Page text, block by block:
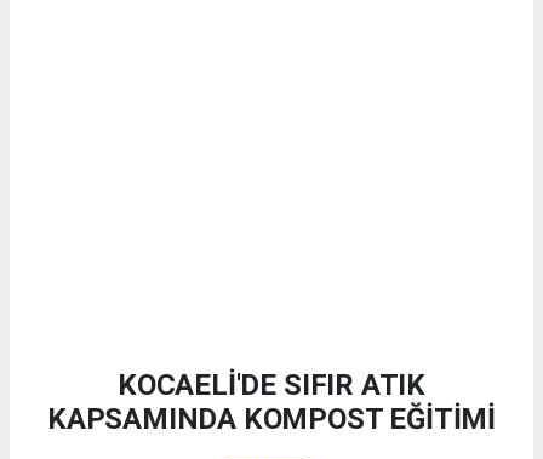
KOCAELİ'DE SIFIR ATIK
KAPSAMINDA KOMPOST EĞİTİMİ